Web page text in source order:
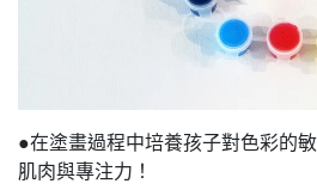
●在塗畫過程中培養孩子對色彩的
肌肉與專注力！